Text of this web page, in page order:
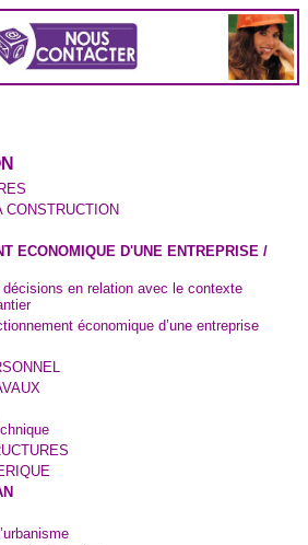
CONSTRUCTION
ECONOMIQUE D'UNE ENTREPRISE /
en relation avec le contexte
économique d’une entreprise